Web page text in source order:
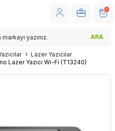
ARA
0
Lazer Yazıcılar
Lazer Yazıcı Wi-Fi (T13240)